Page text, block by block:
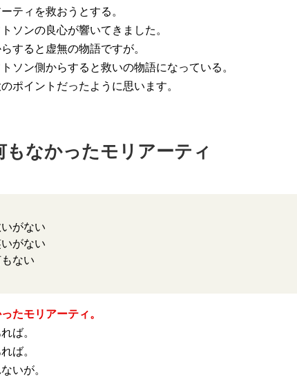
ティを救おうとする。
ソンの良心が響いてきました。
すると虚無の物語ですが。
ソン側からすると救いの物語になっている。
ポイントだったように思います。
もなかったモリアーティ
がない
がない
ない
たモリアーティ。
ば。
ば。
いが。